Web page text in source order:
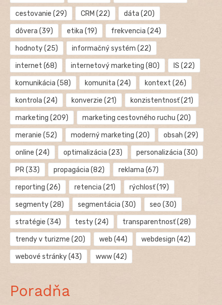
cestovanie (29) CRM (22) dáta (20)
dôvera (39) etika (19) frekvencia (24)
hodnoty(25) informačný systém (22)
internet (68) internetový marketing (80) IS (22)
komunikácia (58) komunita (24) kontext (26)
kontrola (24) konverzie (21) konzistentnosť(21)
marketing (209) marketing cestovného ruchu (20)
meranie (52) moderný marketing (20) obsah (29)
online (24) optimalizácia (23) personalizácia (30)
PR(33) propagácia (82) reklama (67)
reporting (26) retencia (21) rýchlosť(19)
segmenty(28) segmentácia (30) seo (30)
stratégie (34) testy(24) transparentnosť(28)
trendy v turizme (20) web (44) webdesign (42)
webové stránky(43) www(42)
Poradňa